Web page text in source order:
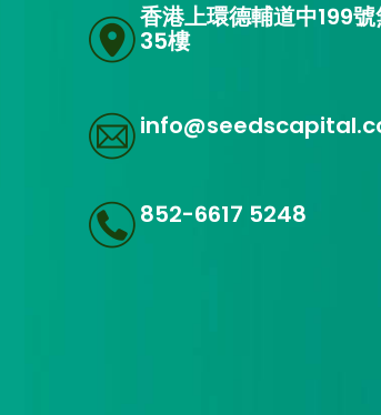
香港上環德輔道中199
35樓
852-6617 5248